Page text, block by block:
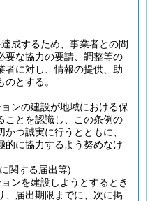
成するため、事業者との間
要な協力の要請、調整等の
者に対し、情報の提供、助
とする。
ンの建設が地域における保
ことを認識し、この条例の
つ誠実に行うとともに、
的に協力するよう努めなけ
関する届出等)
ンを建設しようとするとき
、届出期限までに、次に掲